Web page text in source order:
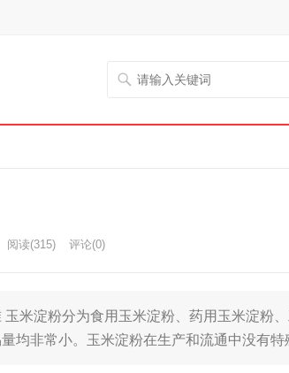
阅读(315) 评论(0)
米淀粉分为食用玉米淀粉、药用玉米淀粉
均非常小。玉米淀粉在生产和流通中没有